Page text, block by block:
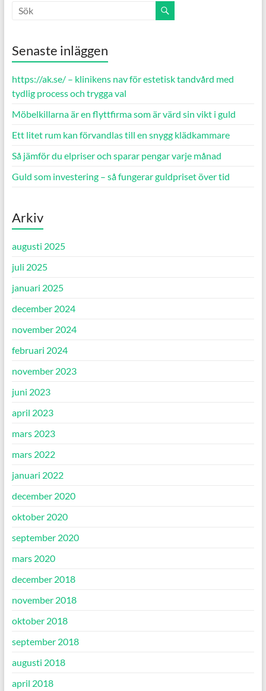
Senaste inläggen
https://ak.se/ – klinikens nav för estetisk tandvård med
tydlig process och trygga val
Möbelkillarna är en flyttfirma som är värd sin vikt i guld
Ett litet rum kan förvandlas till en snygg klädkammare
Så jämför du elpriser och sparar pengar varje månad
Guld som investering – så fungerar guldpriset över tid
Arkiv
augusti 2025
juli 2025
januari 2025
december 2024
november 2024
februari 2024
november 2023
juni 2023
april 2023
mars 2023
mars 2022
januari 2022
december 2020
oktober 2020
september 2020
mars 2020
december 2018
november 2018
oktober 2018
september 2018
augusti 2018
april 2018